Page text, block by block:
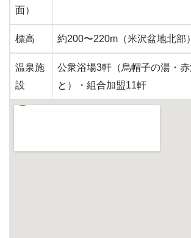
面）
標高 約200〜220m（米沢盆地北部）
温泉施
設
公衆浴場3軒（烏帽子の湯・
と）・組合加盟11軒